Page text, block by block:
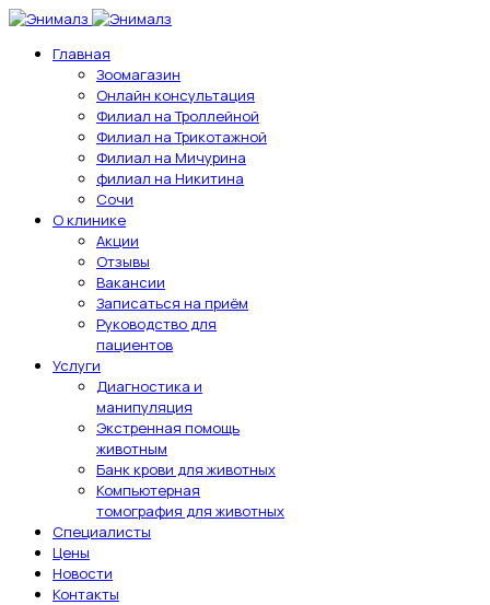
Главная
Зоомагазин
Онлайн консультация
Филиал на Троллейной
Филиал на Трикотажной
Филиал на Мичурина
филиал на Никитина
Сочи
О клинике
Акции
Отзывы
Вакансии
Записаться на приём
Руководство для
пациентов
Услуги
Диагностика и
манипуляция
Экстренная помощь
животным
Банк крови для животных
Компьютерная
томография для животных
Специалисты
Цены
Новости
Контакты